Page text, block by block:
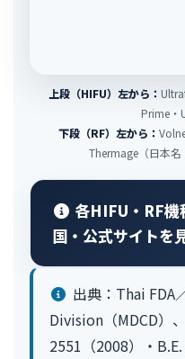
上段（HIFU）左から：
Prime・
下段（RF）左から：
Thermage（日本
各HIFU・RF機
国・公式サイトを
出典：Thai
Division（MDCD）
2551（2008）・